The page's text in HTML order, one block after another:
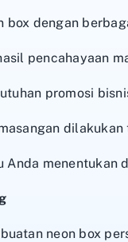
dengan
pencahayaan
promosi
menentukan
neon box